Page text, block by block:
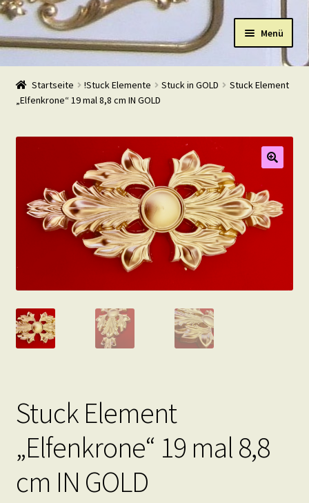
Navigation
Zum
Inhalt
Menü
Start
Shop
Warenkorb
Kasse
Startseite !Stuck Elemente Stuck in GOLD
Stuck Element
„Elfenkrone“ 19 mal 8,8 cm IN GOLD
Stuck Element
„Elfenkrone“ 19 mal 8,8
cm IN GOLD